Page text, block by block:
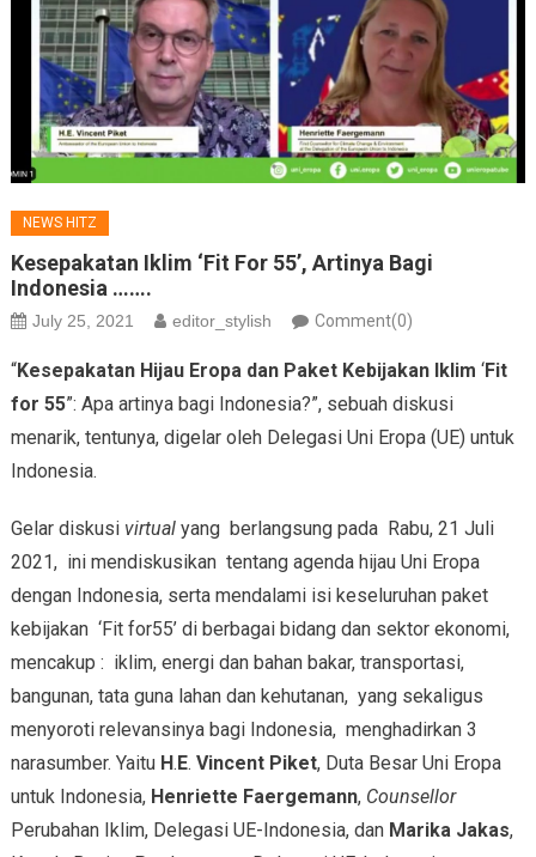
NEWS HITZ
Kesepakatan Iklim ‘Fit For 55’, Artinya Bagi
Indonesia …….
July 25, 2021 editor_stylish Comment(0)
“Kesepakatan Hijau Eropa dan Paket Kebijakan Iklim ‘Fit
for 55”: Apa artinya bagi Indonesia?”, sebuah diskusi
menarik, tentunya, digelar oleh Delegasi Uni Eropa (UE) untuk
Indonesia.
Gelar diskusi virtual yang berlangsung pada Rabu, 21 Juli
2021, ini mendiskusikan tentang agenda hijau Uni Eropa
dengan Indonesia, serta mendalami isi keseluruhan paket
kebijakan ‘Fit for55’ di berbagai bidang dan sektor ekonomi,
mencakup : iklim, energi dan bahan bakar, transportasi,
bangunan, tata guna lahan dan kehutanan, yang sekaligus
menyoroti relevansinya bagi Indonesia, menghadirkan 3
narasumber. YaituH. E. Vincent Piket, Duta Besar Uni Eropa
untuk Indonesia, Henriette Faergemann, Counsellor
Perubahan Iklim, Delegasi UE-Indonesia, dan Marika Jakas,